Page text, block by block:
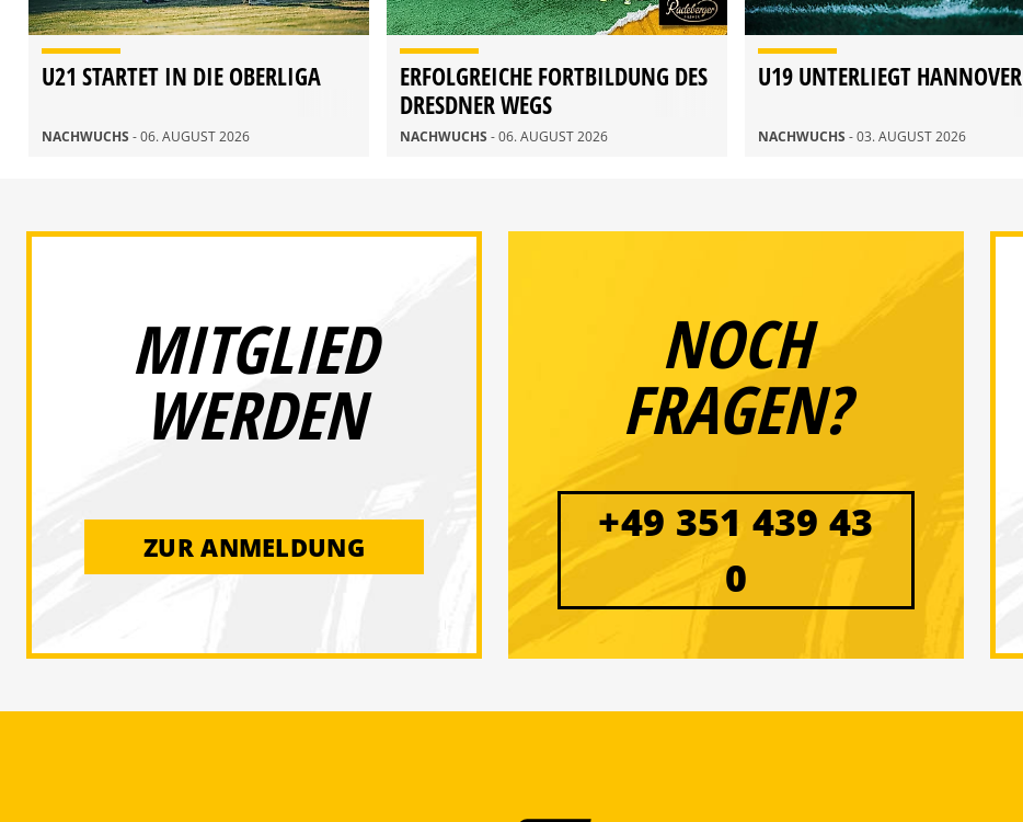
U21 STARTET IN DIE OBERLIGA
NACHWUCHS - 06. AUGUST 2026
ERFOLGREICHE FORTBILDUNG DES
DRESDNER WEGS
NACHWUCHS - 06. AUGUST 2026
U19 UNTERLIEGT HANNOVER
NACHWUCHS - 03. AUGUST 2026
MITGLIED
WERDEN
ZUR ANMELDUNG
NOCH
FRAGEN?
+49 351 439 43
0